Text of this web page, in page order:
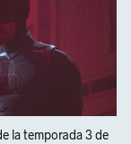
la temporada 3 de